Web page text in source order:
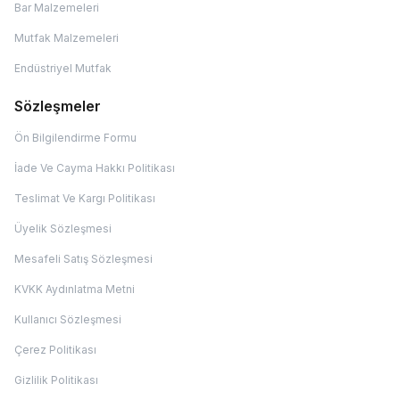
Bar Malzemeleri
Mutfak Malzemeleri
Endüstriyel Mutfak
Sözleşmeler
Ön Bilgilendirme Formu
İade Ve Cayma Hakkı Politikası
Teslimat Ve Kargı Politikası
Üyelik Sözleşmesi
Mesafeli Satış Sözleşmesi
KVKK Aydınlatma Metni
Kullanıcı Sözleşmesi
Çerez Politikası
Gizlilik Politikası